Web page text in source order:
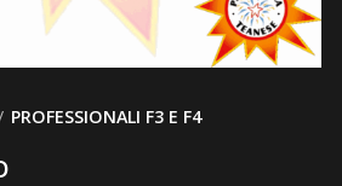
PROFESSIONALI F3 E F4